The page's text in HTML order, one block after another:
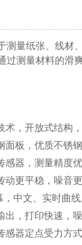
测量纸张、线材
过测量材料的滑
术，开放式结构
面板，优质不锈
感器，测量精度
动更平稳，噪音
，中文、实时曲
出，打印快速，
感器定点受力方